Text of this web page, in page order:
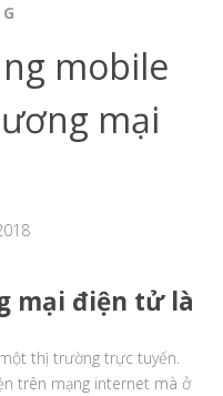
mobile
mại
mại điện tử là
thị trường trực tuyến.
trên mạng internet mà ở